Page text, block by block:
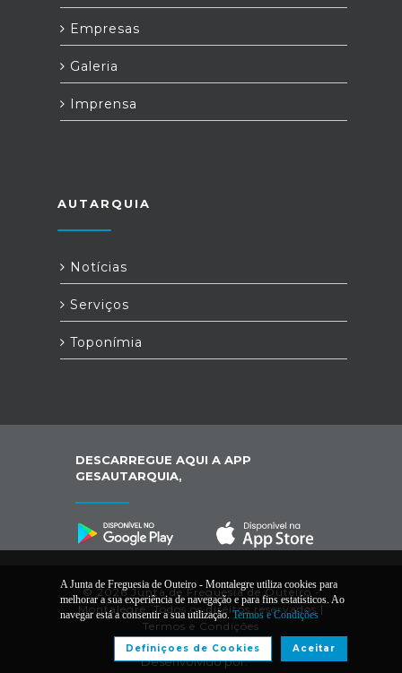
Empresas
Galeria
Imprensa
AUTARQUIA
Notícias
Serviços
Toponímia
DESCARREGUE AQUI A APP
GESAUTARQUIA,
© 2026 Junta de Freguesia de Outeiro -
Montalegre. Todos os direitos reservados |
Termos e Condições
Desenvolvido por:
A Junta de Freguesia de Outeiro - Montalegre utiliza cookies para
melhorar a sua experiência de navegação e para fins estatísticos. Ao
navegar está a consentir a sua utilização.Termos e Condições
Aceitar
Definiçoes de Cookies